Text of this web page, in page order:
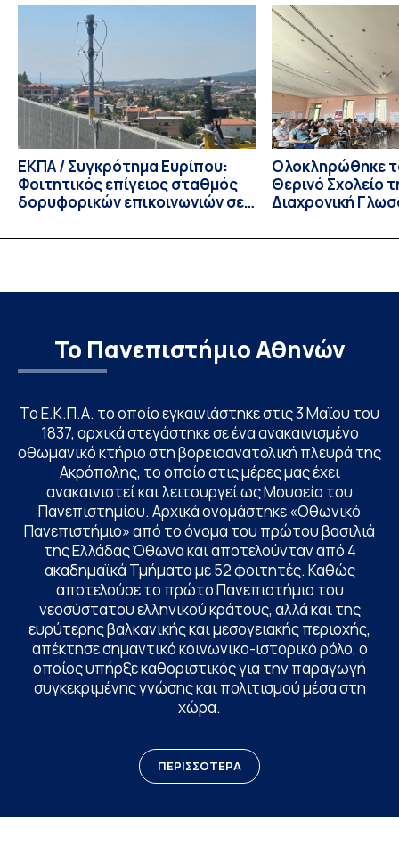
ενδιαφέροντος για την φοίτηση σε Προγράμματα Σπουδών,
Τμημάτων του Πανεπιστημίου μας στο Παράρτημα Κύπρου
για το ακαδημαϊκό έτος 2026-2027, έως τη Δευτέρα 31
Αυγούστου 2026. […]
ΕΚΠΑ / Συγκρότημα Ευρίπου:
Φοιτητικός επίγειος σταθμός
δορυφορικών επικοινωνιών σε
Ολοκληρώθηκε
Θερινό Σχολείο
Διαχρονική
Linguistics in
Το Πανεπιστήμιο Αθηνών
Το Ε.Κ.Π.Α. το οποίο εγκαινιάστηκε στις 3 Μαΐου του
1837, αρχικά στεγάστηκε σε ένα ανακαινισμένο
οθωμανικό κτήριο στη βορειοανατολική πλευρά της
Ακρόπολης, το οποίο στις μέρες μας έχει
ανακαινιστεί και λειτουργεί ως Μουσείο του
Πανεπιστημίου. Αρχικά ονομάστηκε «Οθωνικό
Πανεπιστήμιο» από το όνομα του πρώτου βασιλιά
της Ελλάδας Όθωνα και αποτελούνταν από 4
ακαδημαϊκά Τμήματα με 52 φοιτητές. Καθώς
αποτελούσε το πρώτο Πανεπιστήμιο του
νεοσύστατου ελληνικού κράτους, αλλά και της
ευρύτερης βαλκανικής και μεσογειακής περιοχής,
απέκτησε σημαντικό κοινωνικο-ιστορικό ρόλο, ο
οποίος υπήρξε καθοριστικός για την παραγωγή
συγκεκριμένης γνώσης και πολιτισμού μέσα στη
χώρα.
ΠΕΡΙΣΣΟΤΕΡΑ